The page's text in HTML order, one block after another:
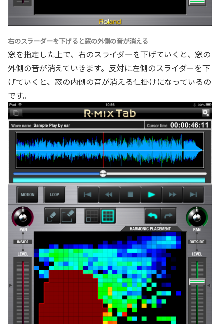
右のスラーダーを下げると窓の外側の音が消える
窓を指定した上で、右のスライダーを下げていくと、窓の
外側の音が消えていきます。反対に左側のスライダーを下
げていくと、窓の内側の音が消える仕掛けになっているの
です。